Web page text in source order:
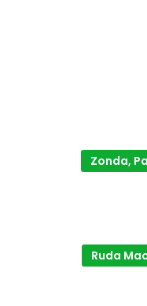
Zonda,
Ruda